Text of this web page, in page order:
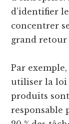
d’identifier
concentrer
grand retour
Par
utiliser la loi
produits
responsable